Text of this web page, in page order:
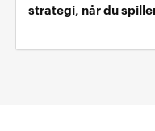
strategi, når du